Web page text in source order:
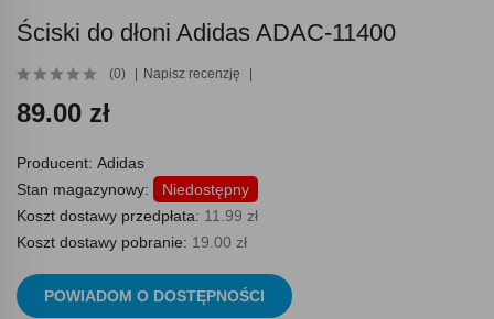
Ściski do dłoni Adidas ADAC-11400
(0) Napisz recenzję
89.00 zł
Producent: Adidas
Stan magazynowy:
Niedostępny
Koszt dostawy przedpłata: 11.99 zł
Koszt dostawy pobranie: 19.00 zł
POWIADOM O DOSTĘPNOŚCI